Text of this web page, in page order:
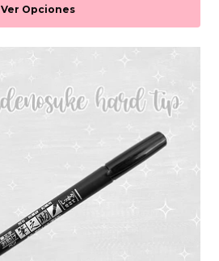
Ver Opciones